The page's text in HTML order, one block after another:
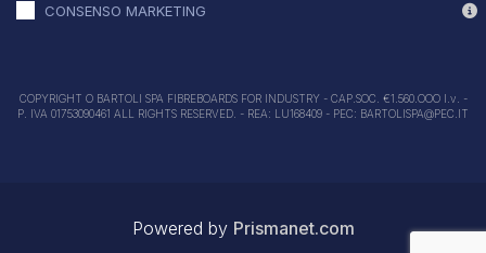
CONSENSO MARKETING
COPYRIGHT O BARTOLI SPA FIBREBOARDS FOR INDUSTRY - CAP.SOC. €1.560.OOO I.v. -
P. IVA 01753090461 ALL RIGHTS RESERVED. - REA: LU168409 - PEC: BARTOLISPA@PEC.IT
Powered by Prismanet.com